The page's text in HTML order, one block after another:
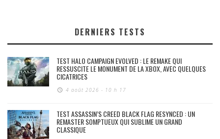
DERNIERS TESTS
TEST HALO CAMPAIGN EVOLVED : LE REMAKE QUI
RESSUSCITE LE MONUMENT DE LA XBOX, AVEC QUELQUES
CICATRICES
4 août 2026 - 10 h 17
TEST ASSASSIN’S CREED BLACK FLAG RESYNCED : UN
REMASTER SOMPTUEUX QUI SUBLIME UN GRAND
CLASSIQUE